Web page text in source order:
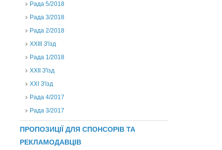
Рада 5/2018
Рада 3/2018
Рада 2/2018
XXIII З'їзд
Рада 1/2018
ХХІІ З'їзд
XXI З'їзд
Рада 4/2017
Рада 3/2017
ПРОПОЗИЦІЇ ДЛЯ СПОНСОРІВ ТА
РЕКЛАМОДАВЦІВ